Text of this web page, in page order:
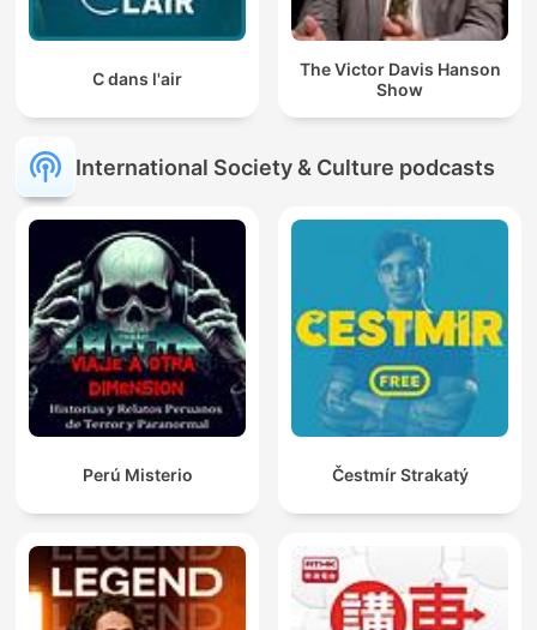
C dans l'air
The Victor Davis Hanson
Show
International Society & Culture podcasts
Perú Misterio Čestmír Strakatý